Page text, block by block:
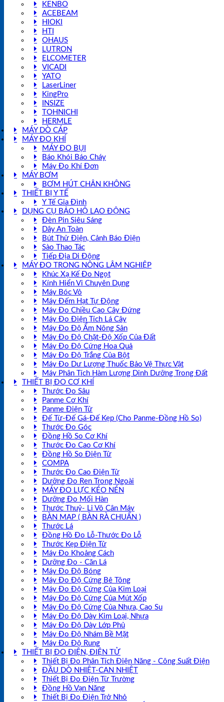
KENBO
ACEBEAM
HIOKI
HTI
OHAUS
LUTRON
ELCOMETER
VICADI
YATO
LaserLiner
KingPro
INSIZE
TOHNICHI
HERMLE
MÁY DÒ CÁP
MÁY ĐO KHÍ
MÁY ĐO BỤI
Báo Khói Báo Cháy
Máy Đo Khí Đơn
MÁY BƠM
BƠM HÚT CHÂN KHÔNG
THIẾT BỊ Y TẾ
Y Tế Gia Đình
DỤNG CỤ BẢO HỘ LAO ĐỘNG
Đèn Pin Siêu Sáng
Dây An Toàn
Bút Thử Điện, Cảnh Báo Điện
Sào Thao Tác
Tiếp Địa Di Động
MÁY ĐO TRONG NÔNG LÂM NGHIỆP
Khúc Xạ Kế Đo Ngọt
Kính Hiển Vi Chuyên Dụng
Máy Bóc Vỏ
Máy Đếm Hạt Tự Động
Máy Đo Chiều Cao Cây Đứng
Máy Đo Điện Tích Lá Cây
Máy Đo Độ Ẩm Nông Sản
Máy Đo Độ Chặt-Độ Xốp Của Đất
Máy Đo Độ Cứng Hoa Quả
Máy Đo Độ Trắng Của Bột
Máy Đo Dư Lượng Thuốc Bảo Vệ Thực Vật
Máy Phân Tích Hàm Lượng Dinh Dưỡng Trong Đất
THIẾT BỊ ĐO CƠ KHÍ
Thước Đo Sâu
Panme Cơ Khí
Panme Điện Tử
Đế Từ-Đế Gá-Đế Kẹp (Cho Panme-Đồng Hồ So)
Thước Đo Góc
Đồng Hồ So Cơ Khí
Thước Đo Cao Cơ Khí
Đồng Hồ So Điện Tử
COMPA
Thước Đo Cao Điện Tử
Dưỡng Đo Ren Trong Ngoài
MÁY ĐO LỰC KÉO NÉN
Dưỡng Đo Mối Hàn
Thước Thuỷ- Li Vô Cân Máy
BÀN MAP ( BÀN RÀ CHUẨN )
Thước Lá
Đồng Hồ Đo Lỗ-Thước Đo Lỗ
Thước Kẹp Điện Tử
Máy Đo Khoảng Cách
Dưỡng Đo - Căn Lá
Máy Đo Độ Bóng
Máy Đo Độ Cứng Bê Tông
Máy Đo Độ Cứng Của Kim Loại
Máy Đo Độ Cứng Của Mút Xốp
Máy Đo Độ Cứng Của Nhựa, Cao Su
Máy Đo Độ Dày Kim Loại, Nhựa
Máy Đo Độ Dày Lớp Phủ
Máy Đo Độ Nhám Bề Mặt
Máy Đo Độ Rung
THIẾT BỊ ĐO ĐIỆN, ĐIỆN TỬ
Thiết Bị Đo Phân Tích Điện Năng - Công Suất Điện
ĐẦU DÒ NHIỆT-CAN NHIỆT
Thiết Bị Đo Điện Từ Trường
Đồng Hồ Vạn Năng
Thiết Bị Đo Điện Trở Nhỏ